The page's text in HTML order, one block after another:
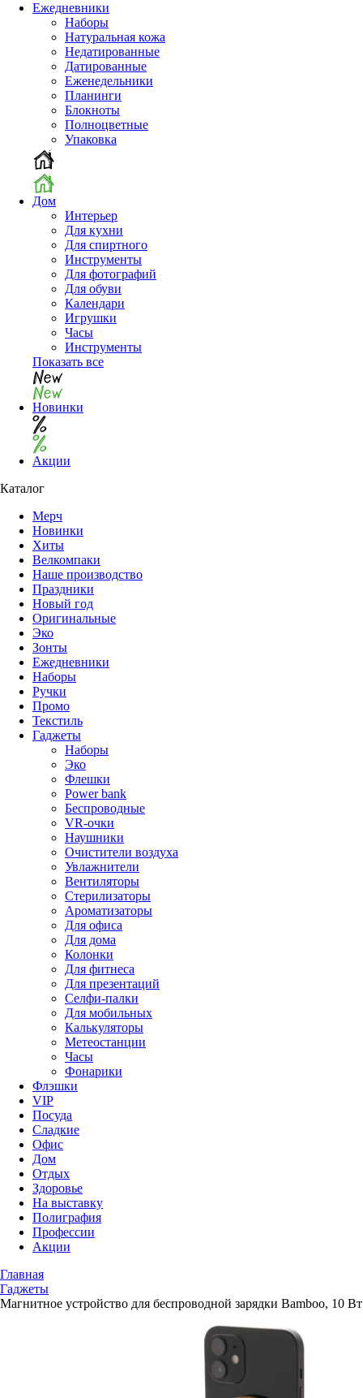
Ежедневники
Наборы
Натуральная кожа
Недатированные
Датированные
Еженедельники
Планинги
Блокноты
Полноцветные
Упаковка
Дом
Интерьер
Для кухни
Для спиртного
Инструменты
Для фотографий
Для обуви
Календари
Игрушки
Часы
Инструменты
Показать все
Новинки
Акции
Каталог
Мерч
Новинки
Хиты
Велкомпаки
Наше производство
Праздники
Новый год
Оригинальные
Эко
Зонты
Ежедневники
Наборы
Ручки
Промо
Текстиль
Гаджеты
Наборы
Эко
Флешки
Power bank
Беспроводные
VR-очки
Наушники
Очистители воздуха
Увлажнители
Вентиляторы
Стерилизаторы
Ароматизаторы
Для офиса
Для дома
Колонки
Для фитнеса
Для презентаций
Селфи-палки
Для мобильных
Калькуляторы
Метеостанции
Часы
Фонарики
Флэшки
VIP
Посуда
Сладкие
Офис
Дом
Отдых
Здоровье
На выставку
Полиграфия
Профессии
Акции
Главная
Гаджеты
Магнитное устройство для беспроводной зарядки Bamboo, 10 Вт